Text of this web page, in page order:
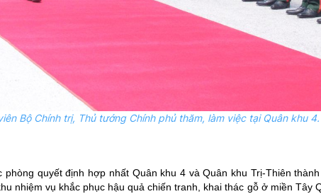
Bộ Chính trị, Thủ tướng Chính phủ thăm, làm việc tại Quân khu 4.
quyết định hợp nhất Quân khu 4 và Quân khu Trị-Thiên
nhiệm vụ khắc phục hậu quả chiến tranh, khai thác gỗ ở miền Tây